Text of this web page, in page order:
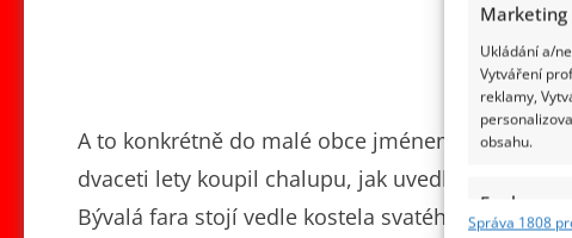
Marketing
Ukládání a/
Vytváření
reklamy,
obsahu.
Funkce
Správa 1808
A to konkrétně do malé obce jménem
dvaceti lety koupil chalupu, jak uvedl web
Bývalá fara stojí vedle kostela svatého Jakuba